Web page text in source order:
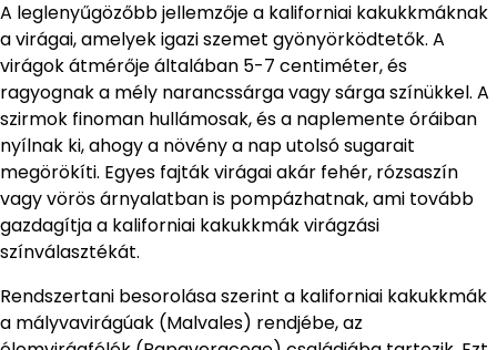
A leglenyűgözőbb jellemzője a kaliforniai kakukkmáknak
a virágai, amelyek igazi szemet gyönyörködtetők. A
virágok átmérője általában 5-7 centiméter, és
ragyognak a mély narancssárga vagy sárga színükkel. A
szirmok finoman hullámosak, és a naplemente óráiban
nyílnak ki, ahogy a növény a nap utolsó sugarait
megörökíti. Egyes fajták virágai akár fehér, rózsaszín
vagy vörös árnyalatban is pompázhatnak, ami tovább
gazdagítja a kaliforniai kakukkmák virágzási
színválasztékát.
Rendszertani besorolása szerint a kaliforniai kakukkmák
a mályvavirágúak (Malvales) rendjébe, az